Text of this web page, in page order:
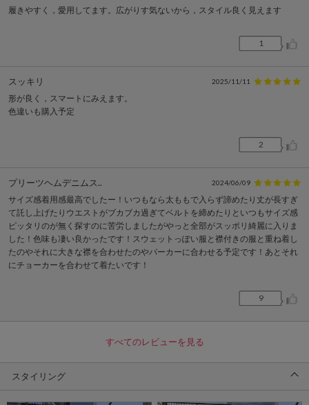
履きやすく，愛用してます。広がりす気ないから，スタイル良く見えます
1
スッキリ 2025/11/11
形が良く，スマートにみえます。
色違いも購入予定
2
プリーツヘムデニムス.. 2024/06/09
サイズ感着用感最高でしたー！いつもなら太ももで入らず諦めたり丈が長すぎ
て託し上げたりウエストがブカブカ過ぎてベルトを締めたりといつもサイズ感
ピッタリのが無く探すのに苦労しましたがやっと全部がスッポリ綺麗に入りま
した！色味も凄い良かったです！スウェットっぽい服と襟付きの服と重ね着し
たのやそれに大きな襟を合わせたのやパーカーに合わせる予定です！あとそれ
にチョーカーを合わせて着たいです！
9
すべてのレビューを見る
スタイリング